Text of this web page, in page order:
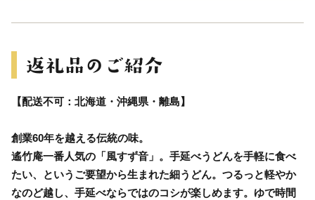
【配送不可：北海道・沖縄県・離島】
創業60年を越える伝統の味。
遙竹庵一番人気の「風すず音」。手延べうどんを手軽に食べ
たい、というご要望から生まれた細うどん。つるっと軽やか
なのど越し、手延べならではのコシが楽しめます。ゆで時間